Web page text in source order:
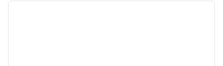
1 sur 12